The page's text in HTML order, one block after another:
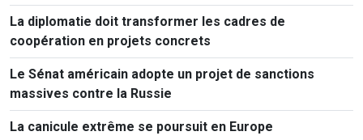
La diplomatie doit transformer les cadres de
coopération en projets concrets
Le Sénat américain adopte un projet de sanctions
massives contre la Russie
La canicule extrême se poursuit en Europe